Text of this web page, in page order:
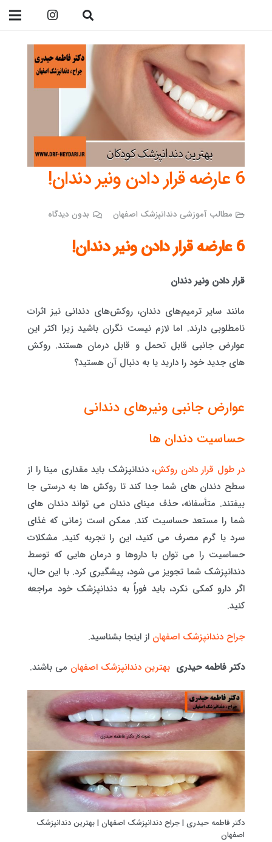
6 عارضه قرار دادن ونیر دندان!
مطالب آموزشی دندانپزشک اصفهان بدون دیدگاه
6 عارضه قرار دادن ونیر دندان!
قرار دادن ونیر دندان
مانند سایر ترمیم‌های دندان، روکش‌های دندانی نیز اثرات
نامطلوبی دارند. اما لازم نیست نگران باشید زیرا اکثر این
عوارض جانبی قابل تحمل و قابل درمان هستند. روکش
های جدید خود را دارید یا به دنبال آن هستید؟
عوارض جانبی ونیرهای دندانی
حساسیت دندان ها
در طول قرار دادن روکش، دندانپزشک باید مقداری مینا را از
سطح دندان های شما جدا کند تا روکش ها به درستی جا
بیفتند. متأسفانه، حذف مینای دندان می تواند دندان های
شما را مستعد حساسیت کند. ممکن است زمانی که غذای
سرد یا گرم مصرف می کنید، این را تجربه کنید. مشکلات
حساسیت را می توان با داروها و درمان هایی که توسط
دندانپزشک شما تجویز می شود، پیشگیری کرد. با این حال،
اگر دارو کمکی نکرد، باید فوراً به دندانپزشک خود مراجعه
کنید.
جراح دندانپزشک اصفهان از اینجا بشناسید.
دکتر فاطمه حیدری بهترین دندانپزشک اصفهان می باشند.
دکتر فاطمه حیدری | جراح دندانپزشک اصفهان | بهترین دندانپزشک
اصفهان